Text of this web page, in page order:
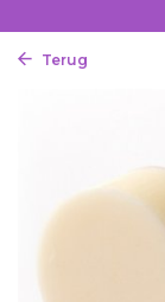
Terug